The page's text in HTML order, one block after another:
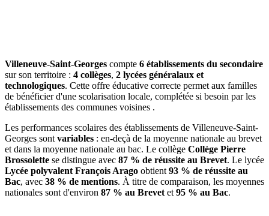
Villeneuve-Saint-Georges compte 6 établissements du secondaire
sur son territoire : 4 collèges, 2 lycées généralaux et
technologiques. Cette offre éducative correcte permet aux familles
de bénéficier d'une scolarisation locale, complétée si besoin par les
établissements des communes voisines .
Les performances scolaires des établissements de Villeneuve-Saint-
Georges sont variables : en-deçà de la moyenne nationale au brevet
et dans la moyenne nationale au bac. Le collège Collège Pierre
Brossolette se distingue avec 87 % de réussite au Brevet. Le lycée
Lycée polyvalent François Arago obtient 93 % de réussite au
Bac, avec 38 % de mentions. À titre de comparaison, les moyennes
nationales sont d'environ 87 % au Brevet et 95 % au Bac.